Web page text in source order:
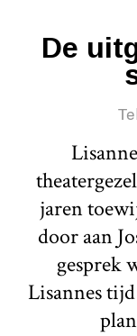
De
jaren
door aan
gesprek
Lisannes